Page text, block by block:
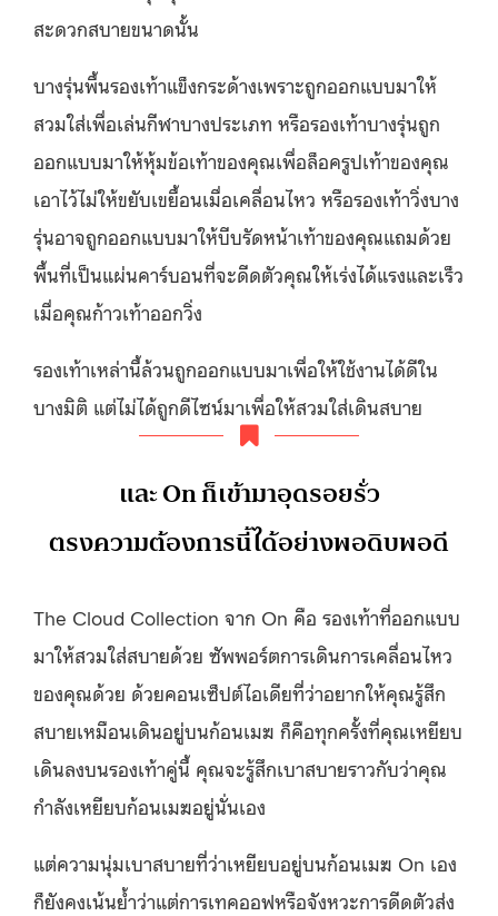
สะดวกสบายขนาดนั้น
บางรุ่นพื้นรองเท้าแข็งกระด้างเพราะถูกออกแบบมาให้
สวมใส่เพื่อเล่นกีฬาบางประเภท หรือรองเท้าบางรุ่นถูก
ออกแบบมาให้หุ้มข้อเท้าของคุณเพื่อล็อครูปเท้าของคุณ
เอาไว้ไม่ให้ขยับเขยื้อนเมื่อเคลื่อนไหว หรือรองเท้าวิ่งบาง
รุ่นอาจถูกออกแบบมาให้บีบรัดหน้าเท้าของคุณแถมด้วย
พื้นที่เป็นแผ่นคาร์บอนที่จะดีดตัวคุณให้เร่งได้แรงและเร็ว
เมื่อคุณก้าวเท้าออกวิ่ง
รองเท้าเหล่านี้ล้วนถูกออกแบบมาเพื่อให้ใช้งานได้ดีใน
บางมิติ แต่ไม่ได้ถูกดีไซน์มาเพื่อให้สวมใส่เดินสบาย
และ On ก็เข้ามาอุดรอยรั่ว
ตรงความต้องการนี้ได้อย่างพอดิบพอดี
The Cloud Collection จาก On คือ รองเท้าที่ออกแบบ
มาให้สวมใส่สบายด้วย ซัพพอร์ตการเดินการเคลื่อนไหว
ของคุณด้วย ด้วยคอนเซ็ปต์ไอเดียที่ว่าอยากให้คุณรู้สึก
สบายเหมือนเดินอยู่บนก้อนเมฆ ก็คือทุกครั้งที่คุณเหยียบ
เดินลงบนรองเท้าคู่นี้ คุณจะรู้สึกเบาสบายราวกับว่าคุณ
กำลังเหยียบก้อนเมฆอยู่นั่นเอง
แต่ความนุ่มเบาสบายที่ว่าเหยียบอยู่บนก้อนเมฆ On เอง
ก็ยังคงเน้นย้ำว่าแต่การเทคออฟหรือจังหวะการดีดตัวส่ง